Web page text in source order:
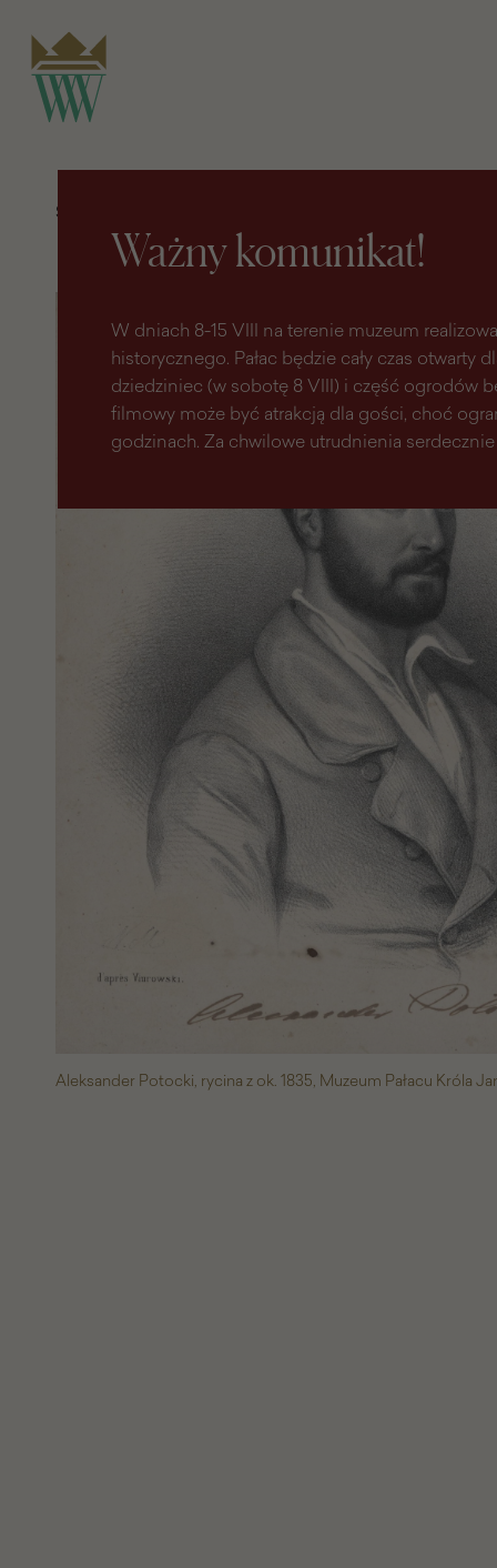
Ważny komunikat!
W dniach 8-15 VIII na terenie muzeum
historycznego. Pałac będzie cały czas otwarty
dziedziniec (w sobotę 8 VIII) i część ogrodów
filmowy może być atrakcją dla gości, choć
godzinach. Za chwilowe utrudnienia serdecznie
Strona główna
Tajemnicza pani Aleksandra Stokowska,
czyli krótka historia ostatniej miłości
hrabiego Aleksandra Potockiego
Aleksandra
Stokowska,
historia
ostatniej
miłości
hrabiego
Aleksandra
Stokowska,
historia
ostatniej
miłości
hrabiego
-
Aleksander Potocki, rycina z ok. 1835, Muzeum Pałacu Króla